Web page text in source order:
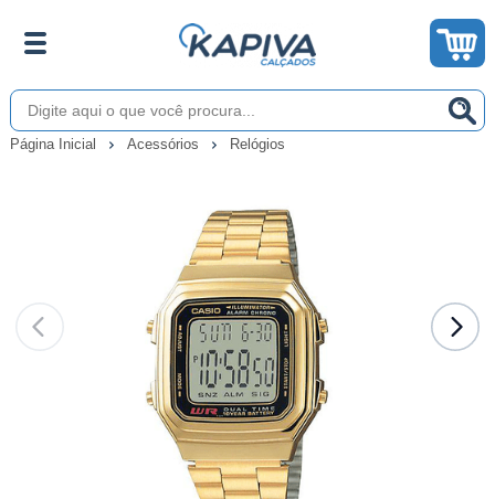
Página Inicial Acessórios Relógios